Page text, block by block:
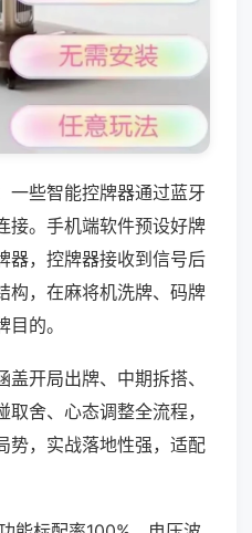
一些智能控牌器通过蓝牙
接。手机端软件预设好牌
器，控牌器接收到信号后
构，在麻将机洗牌、码牌
的。
开局出牌、中期拆搭、
舍、心态调整全流程，
势，实战落地性强，适配